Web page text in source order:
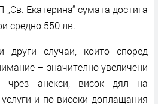
Екатерина“ сумата достига
средно 550 лв.
други случаи, които според
– значително увеличени
чрез анекси, висок дял на
и по-високи доплащания